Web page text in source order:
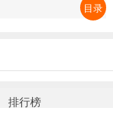
排行榜
目录